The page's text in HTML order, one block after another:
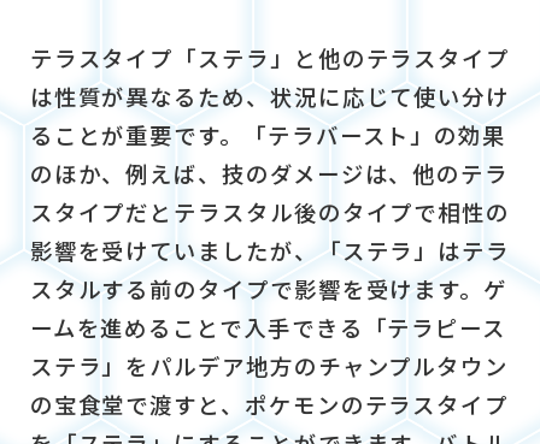
テラスタイプ「ステラ」と他のテラスタイプ
は性質が異なるため、状況に応じて使い分け
ることが重要です。「テラバースト」の効果
のほか、例えば、技のダメージは、他のテラ
スタイプだとテラスタル後のタイプで相性の
影響を受けていましたが、「ステラ」はテラ
スタルする前のタイプで影響を受けます。ゲ
ームを進めることで入手できる「テラピース
ステラ」をパルデア地方のチャンプルタウン
の宝食堂で渡すと、ポケモンのテラスタイプ